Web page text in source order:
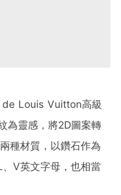
Louis Vuitton高級
為靈感，將2D圖案轉
種材質，以鑽石作為
V英文字母，也相當